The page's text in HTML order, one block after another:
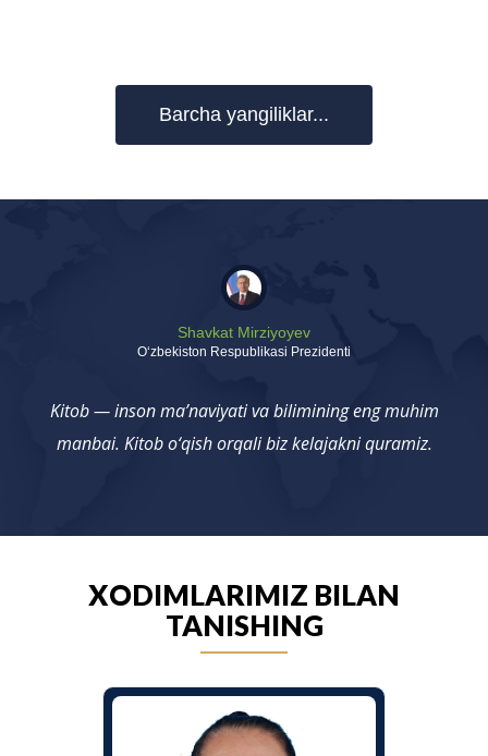
Barcha yangiliklar...
Shavkat Mirziyoyev
Oʻzbekiston Respublikasi Prezidenti
Kitob — inson ma’naviyati va bilimining eng muhim
manbai. Kitob o‘qish orqali biz kelajakni quramiz.
XODIMLARIMIZ BILAN
TANISHING